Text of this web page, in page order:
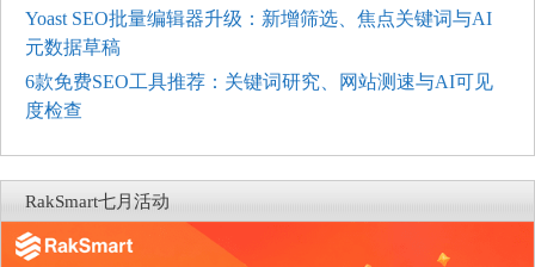
Yoast SEO批量编辑器升级：新增筛选、焦点关键词与AI
元数据草稿
6款免费SEO工具推荐：关键词研究、网站测速与AI可见
度检查
RakSmart七月活动